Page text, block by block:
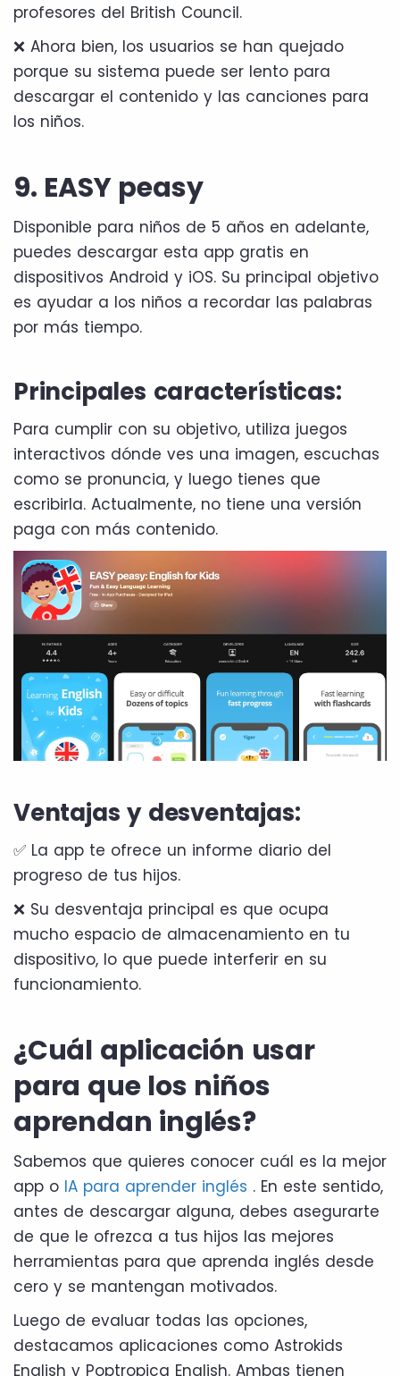
profesores del British Council.
❌ Ahora bien, los usuarios se han quejado
porque su sistema puede ser lento para
descargar el contenido y las canciones para
los niños.
9. EASY peasy
Disponible para niños de 5 años en adelante,
puedes descargar esta app gratis en
dispositivos Android y iOS. Su principal objetivo
es ayudar a los niños a recordar las palabras
por más tiempo.
Principales características:
Para cumplir con su objetivo, utiliza juegos
interactivos dónde ves una imagen, escuchas
como se pronuncia, y luego tienes que
escribirla. Actualmente, no tiene una versión
paga con más contenido.
Ventajas y desventajas:
✅ La app te ofrece un informe diario del
progreso de tus hijos.
❌ Su desventaja principal es que ocupa
mucho espacio de almacenamiento en tu
dispositivo, lo que puede interferir en su
funcionamiento.
¿Cuál aplicación usar
para que los niños
aprendan inglés?
Sabemos que quieres conocer cuál es la mejor
app o IA para aprender inglés . En este sentido,
antes de descargar alguna, debes asegurarte
de que le ofrezca a tus hijos las mejores
herramientas para que aprenda inglés desde
cero y se mantengan motivados.
Luego de evaluar todas las opciones,
destacamos aplicaciones como Astrokids
English y Poptropica English. Ambas tienen